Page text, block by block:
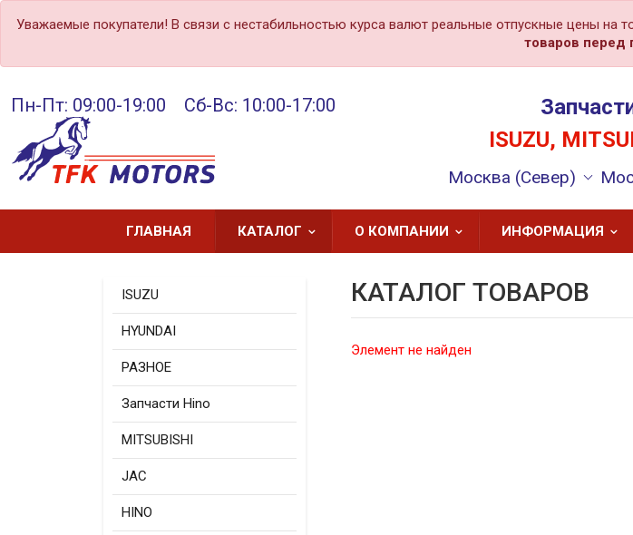
Уважаемые покупатели! В связи с нестабильностью курса валют реальные отпускные цены на
товаров перед
Пн-Пт: 09:00-19:00 Сб-Вс: 10:00-17:00
ISUZU,
Москва (Север)
ГЛАВНАЯ КАТАЛОГ О КОМПАНИИ ИНФОРМАЦИЯ
ISUZU
HYUNDAI
РАЗНОЕ
Запчасти Hino
MITSUBISHI
JAC
HINO
КАТАЛОГ ТОВАРОВ
Элемент не найден